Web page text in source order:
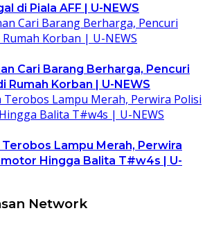
di Piala AFF | U-NEWS
Cari Barang Berharga, Pencuri
Rumah Korban | U-NEWS
Lampu Merah, Perwira
Hingga Balita T#w4s | U-
Network